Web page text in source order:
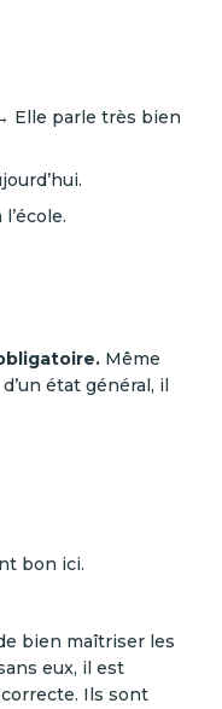
Elle parle très bien
Même
état général, il
bon ici.
bien maîtriser les
eux, il est
Ils sont